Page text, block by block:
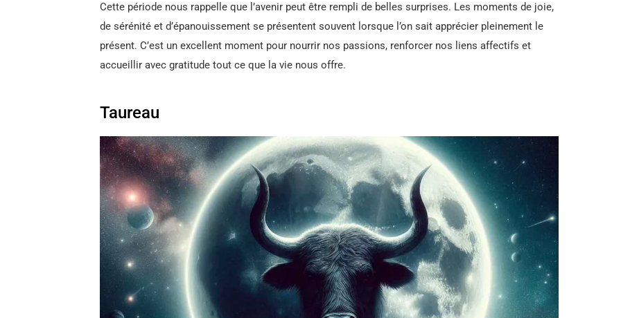
Cette période nous rappelle que l’avenir peut être rempli de belles surprises. Les moments de joie,
de sérénité et d’épanouissement se présentent souvent lorsque l’on sait apprécier pleinement le
présent. C’est un excellent moment pour nourrir nos passions, renforcer nos liens affectifs et
accueillir avec gratitude tout ce que la vie nous offre.
Taureau